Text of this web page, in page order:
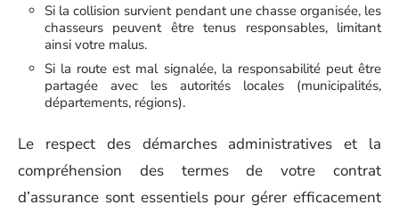
Si la collision survient pendant une chasse organisée, les
chasseurs peuvent être tenus responsables, limitant
ainsi votre malus.
Si la route est mal signalée, la responsabilité peut être
partagée avec les autorités locales (municipalités,
départements, régions).
Le respect des démarches administratives et la
compréhension des termes de votre contrat
d’assurance sont essentiels pour gérer efficacement